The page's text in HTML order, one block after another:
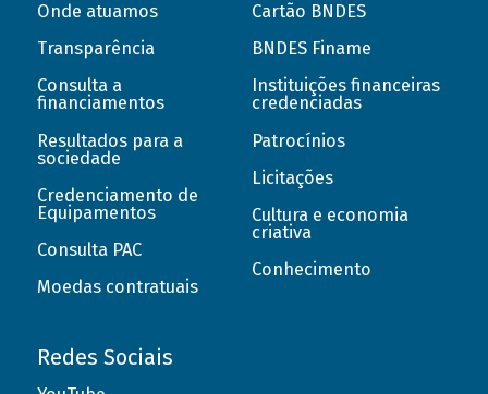
Onde atuamos
Transparência
Consulta a
financiamentos
Resultados para a
sociedade
Credenciamento de
Equipamentos
Consulta PAC
Moedas contratuais
Cartão BNDES
BNDES Finame
Instituições financeiras
credenciadas
Patrocínios
Licitações
Cultura e economia
criativa
Conhecimento
Redes Sociais